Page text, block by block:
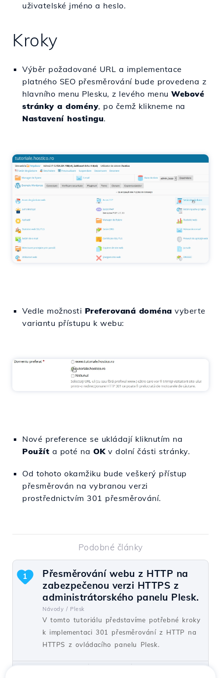
uživatelské jméno a heslo.
Kroky
Výběr požadované URL a implementace
platného SEO přesměrování bude provedena z
hlavního menu Plesku, z levého menu Webové
stránky a domény, po čemž klikneme na
Nastavení hostingu.
Vedle možnosti Preferovaná doména vyberte
variantu přístupu k webu:
Nové preference se ukládají kliknutím na
Použít a poté na OKv dolní části stránky.
Od tohoto okamžiku bude veškerý přístup
přesměrován na vybranou verzi
prostřednictvím 301 přesměrování.
Podobné články
Přesměrování webu z HTTP na
zabezpečenou verzi HTTPS z
administrátorského panelu Plesk.
Návody / Plesk
V tomto tutoriálu představíme potřebné kroky
k implementaci 301 přesměrování z HTTP na
HTTPS z ovládacího panelu Plesk.
1